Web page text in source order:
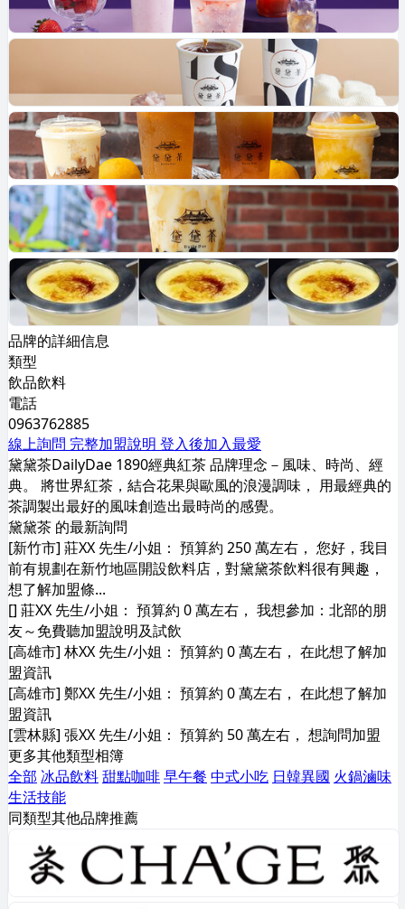
品牌的詳細信息
類型
飲品飲料
電話
0963762885
線上詢問 完整加盟說明 登入後加入最愛
黛黛茶DailyDae 1890經典紅茶 品牌理念－風味、時尚、經
典。 將世界紅茶，結合花果與歐風的浪漫調味， 用最經典的
茶調製出最好的風味創造出最時尚的感覺。
黛黛茶 的最新詢問
[新竹市] 莊XX 先生/小姐： 預算約 250 萬左右， 您好，我目
前有規劃在新竹地區開設飲料店，對黛黛茶飲料很有興趣，
想了解加盟條...
[] 莊XX 先生/小姐： 預算約 0 萬左右， 我想參加：北部的朋
友～免費聽加盟說明及試飲
[高雄市] 林XX 先生/小姐： 預算約 0 萬左右， 在此想了解加
盟資訊
[高雄市] 鄭XX 先生/小姐： 預算約 0 萬左右， 在此想了解加
盟資訊
[雲林縣] 張XX 先生/小姐： 預算約 50 萬左右， 想詢問加盟
更多其他類型相簿
全部 冰品飲料甜點咖啡早午餐 中式小吃 日韓異國 火鍋滷味
生活技能
同類型其他品牌推薦